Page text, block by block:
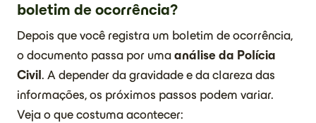
boletim de ocorrência?
Depois que você registra um boletim de ocorrência,
o documento passa por uma análise da Polícia
Civil . A depender da gravidade e da clareza das
informações, os próximos passos podem variar.
Veja o que costuma acontecer: